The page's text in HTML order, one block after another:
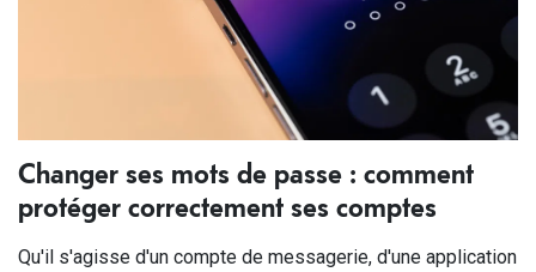
Changer ses mots de passe : comment
protéger correctement ses comptes
Qu'il s'agisse d'un compte de messagerie, d'une application